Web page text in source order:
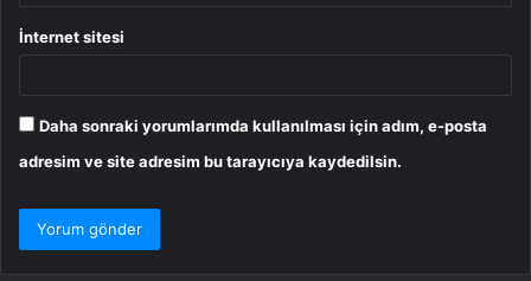
İnternet sitesi
Daha sonraki yorumlarımda kullanılması için adım, e-posta
adresim ve site adresim bu tarayıcıya kaydedilsin.